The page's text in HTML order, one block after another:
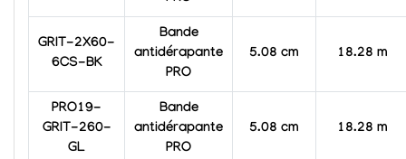
GRIT-2X60-
6CS-BK
Bande
antidérapante
PRO
5.08 cm 18.28 m
PRO19-
GRIT-260-
GL
Bande
antidérapante
PRO
5.08 cm 18.28 m